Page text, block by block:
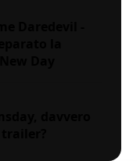
Daredevil -
la
davvero